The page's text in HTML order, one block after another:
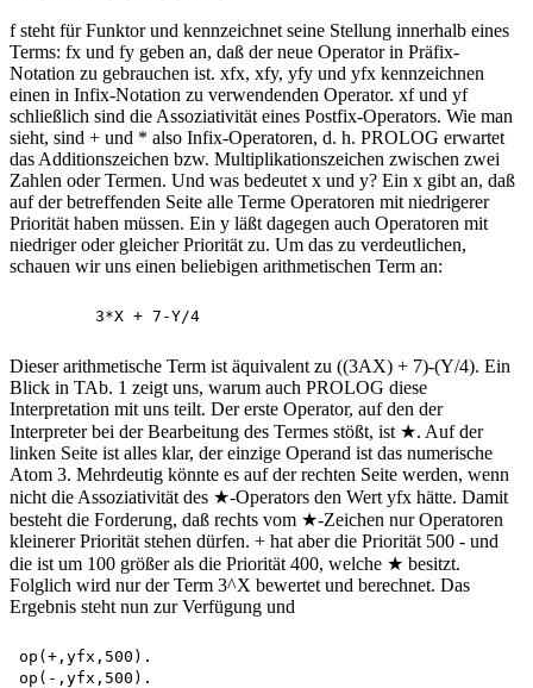
f steht für Funktor und kennzeichnet seine Stellung innerhalb eines
Terms: fx und fy geben an, daß der neue Operator in Präfix-
Notation zu gebrauchen ist. xfx, xfy, yfy und yfx kennzeichnen
einen in Infix-Notation zu verwendenden Operator. xf und yf
schließlich sind die Assoziativität eines Postfix-Operators. Wie man
sieht, sind + und * also Infix-Operatoren, d. h. PROLOG erwartet
das Additionszeichen bzw. Multiplikationszeichen zwischen zwei
Zahlen oder Termen. Und was bedeutet x und y? Ein x gibt an, daß
auf der betreffenden Seite alle Terme Operatoren mit niedrigerer
Priorität haben müssen. Ein y läßt dagegen auch Operatoren mit
niedriger oder gleicher Priorität zu. Um das zu verdeutlichen,
schauen wir uns einen beliebigen arithmetischen Term an:
Dieser arithmetische Term ist äquivalent zu ((3AX) + 7)-(Y/4). Ein
Blick in TAb. 1 zeigt uns, warum auch PROLOG diese
Interpretation mit uns teilt. Der erste Operator, auf den der
Interpreter bei der Bearbeitung des Termes stößt, ist ★. Auf der
linken Seite ist alles klar, der einzige Operand ist das numerische
Atom 3. Mehrdeutig könnte es auf der rechten Seite werden, wenn
nicht die Assoziativität des ★-Operators den Wert yfx hätte. Damit
besteht die Forderung, daß rechts vom ★-Zeichen nur Operatoren
kleinerer Priorität stehen dürfen. + hat aber die Priorität 500 - und
die ist um 100 größer als die Priorität 400, welche ★ besitzt.
Folglich wird nur der Term 3^X bewertet und berechnet. Das
Ergebnis steht nun zur Verfügung und
op(+,yfx,500).
op(-,yfx,500).